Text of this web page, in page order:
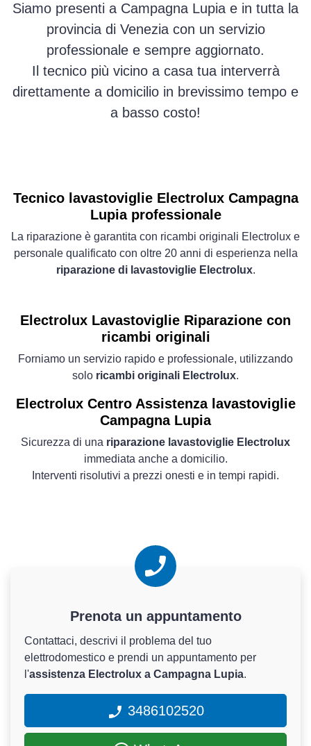
Siamo presenti a Campagna Lupia e in tutta la
provincia di Venezia con un servizio
professionale e sempre aggiornato.
Il tecnico più vicino a casa tua interverrà
direttamente a domicilio in brevissimo tempo e
a basso costo!
Tecnico lavastoviglie Electrolux Campagna
Lupia professionale
La riparazione è garantita con ricambi originali Electrolux e
personale qualificato con oltre 20 anni di esperienza nella
riparazione di lavastoviglie Electrolux.
Electrolux Lavastoviglie Riparazione con
ricambi originali
Forniamo un servizio rapido e professionale, utilizzando
solo ricambi originali Electrolux.
Electrolux Centro Assistenza lavastoviglie
Campagna Lupia
Sicurezza di una riparazione lavastoviglie Electrolux
immediata anche a domicilio.
Interventi risolutivi a prezzi onesti e in tempi rapidi.
Prenota un appuntamento
Contattaci, descrivi il problema del tuo
elettrodomestico e prendi un appuntamento per
l'assistenza Electrolux a Campagna Lupia.
3486102520